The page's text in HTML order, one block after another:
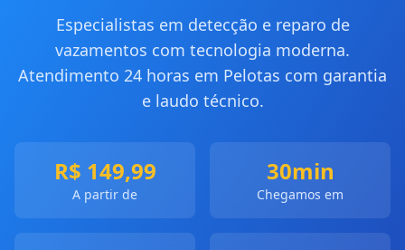
Especialistas em detecção e reparo de
vazamentos com tecnologia moderna.
Atendimento 24 horas em Pelotas com garantia
e laudo técnico.
R$ 149,99
A partir de
30min
Chegamos em